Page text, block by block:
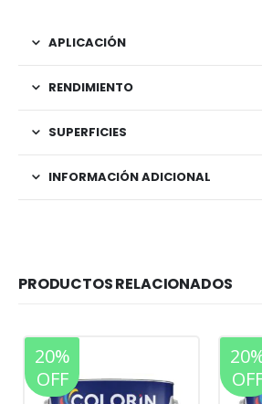
APLICACIÓN
RENDIMIENTO
SUPERFICIES
INFORMACIÓN ADICIONAL
PRODUCTOS RELACIONADOS
20%
OFF